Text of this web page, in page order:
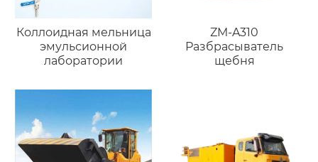
Коллоидная мельница
эмульсионной
лаборатории
ZM-A310
Разбрасыватель
щебня